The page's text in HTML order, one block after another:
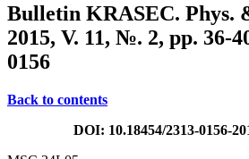
Bulletin KRASEC. Phys.
2015, V. 11, №. 2, pp. 36-
0156
Back to contents
DOI: 10.18454/2313-0156-